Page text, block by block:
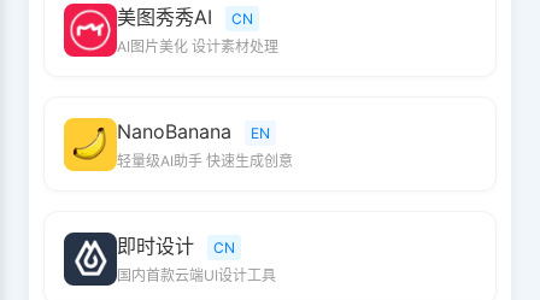
美图秀秀AI
CN
AI图片美化 设计素材处理
NanoBanana
EN
轻量级AI助手 快速生成创意
即时设计
CN
国内首款云端UI设计工具